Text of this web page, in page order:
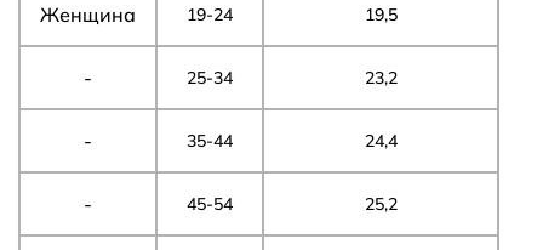
Женщина 19-24 19,5
- 25-34 23,2
- 35-44 24,4
- 45-54 25,2